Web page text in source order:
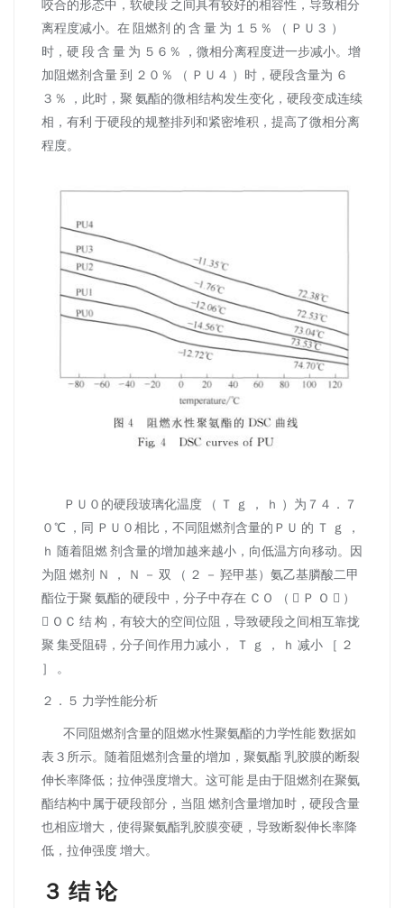
咬合的形态中，软硬段 之间具有较好的相容性，导致相分
离程度减小。在 阻燃剂 的 含 量 为 １５％ （ ＰＵ３ ）
时，硬 段 含 量 为 ５６％ ，微相分离程度进一步减小。增
加阻燃剂含量 到 ２０％ （ ＰＵ４ ）时，硬段含量为 ６
３％ ，此时，聚 氨酯的微相结构发生变化，硬段变成连续
相，有利 于硬段的规整排列和紧密堆积，提高了微相分离
程度。
ＰＵ０的硬段玻璃化温度 （ Ｔ ｇ ， ｈ ）为７４．７
０℃ ，同 ＰＵ０相比，不同阻燃剂含量的ＰＵ 的 Ｔ ｇ ，
ｈ 随着阻燃 剂含量的增加越来越小，向低温方向移动。因
为阻 燃剂 Ｎ ， Ｎ － 双 （ ２ － 羟甲基）氨乙基膦酸二甲
酯位于聚 氨酯的硬段中，分子中存在 ＣＯ （  Ｐ Ｏ  ）
 ＯＣ 结 构，有较大的空间位阻，导致硬段之间相互靠拢
聚 集受阻碍，分子间作用力减小， Ｔ ｇ ， ｈ 减小 ［ ２
］ 。
２．５ 力学性能分析
不同阻燃剂含量的阻燃水性聚氨酯的力学性能 数据如
表３所示。随着阻燃剂含量的增加，聚氨酯 乳胶膜的断裂
伸长率降低；拉伸强度增大。这可能 是由于阻燃剂在聚氨
酯结构中属于硬段部分，当阻 燃剂含量增加时，硬段含量
也相应增大，使得聚氨酯乳胶膜变硬，导致断裂伸长率降
低，拉伸强度 增大。
３ 结 论